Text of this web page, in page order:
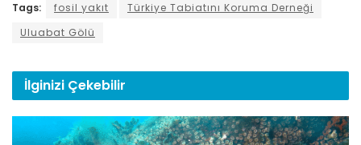
Tags: fosil yakıt
Türkiye Tabiatını Koruma Derneği
Uluabat Gölü
İlginizi Çekebilir